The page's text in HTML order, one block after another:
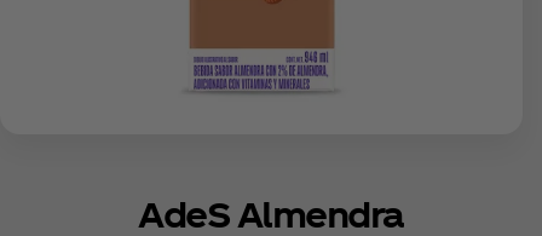
AdeS Almendra